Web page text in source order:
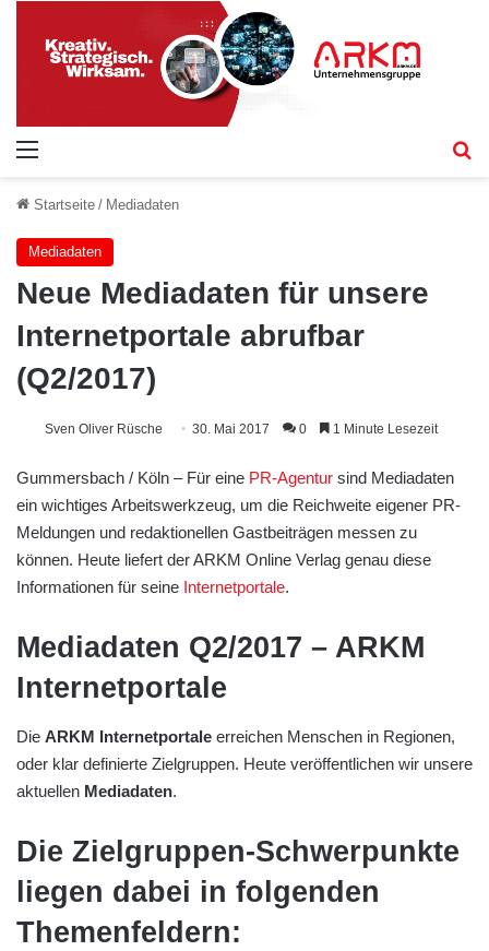
Startseite / Mediadaten
Mediadaten
Neue Mediadaten für unsere
Internetportale abrufbar
(Q2/2017)
Sven Oliver Rüsche 30. Mai 2017 0 1 Minute Lesezeit
Gummersbach / Köln – Für eine PR-Agentur sind Mediadaten
ein wichtiges Arbeitswerkzeug, um die Reichweite eigener PR-
Meldungen und redaktionellen Gastbeiträgen messen zu
können. Heute liefert der ARKM Online Verlag genau diese
Informationen für seine Internetportale.
Mediadaten Q2/2017 – ARKM
Internetportale
Die ARKM Internetportale erreichen Menschen in Regionen,
oder klar definierte Zielgruppen. Heute veröffentlichen wir unsere
aktuellen Mediadaten.
Die Zielgruppen-Schwerpunkte
liegen dabei in folgenden
Themenfeldern: